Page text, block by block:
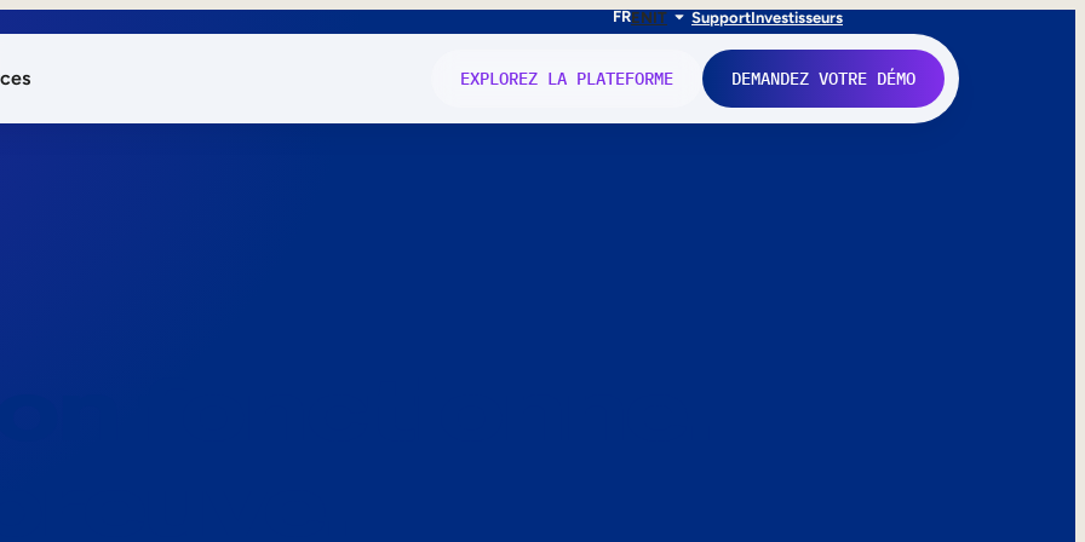
FRENIT SupportInvestisseurs
EXPLOREZ LA PLATEFORME DEMANDEZ VOTRE DÉMO